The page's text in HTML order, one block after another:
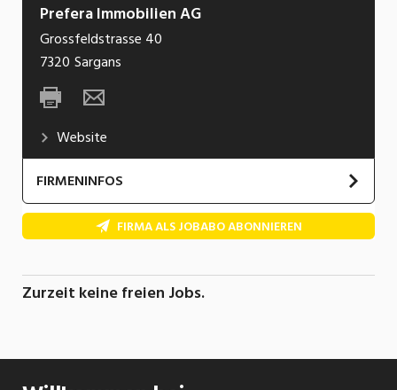
Prefera Immobilien AG
Grossfeldstrasse 40
7320 Sargans
Website
FIRMENINFOS
Wir begleiten Menschen bei wichtigen
Entscheidungen rund um Immobilien. Unser
machen und unsere Kundinnen und Kunden auf
Bauherrenberatung – wir verbinden fundierte
FIRMA ALS JOBABO ABONNIEREN
Zurzeit keine freien Jobs.